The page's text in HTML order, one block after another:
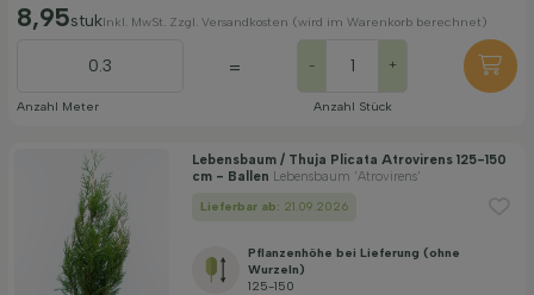
8,95stukInkl. MwSt. Zzgl. Versandkosten (wird im Warenkorb berechnet)
Anzahl Meter
= - +
Anzahl Stück
Lebensbaum / Thuja Plicata Atrovirens 125-150
cm - Ballen Lebensbaum 'Atrovirens'
Lieferbar ab: 21.09.2026
Pflanzenhöhe bei Lieferung (ohne
Wurzeln)
125-150